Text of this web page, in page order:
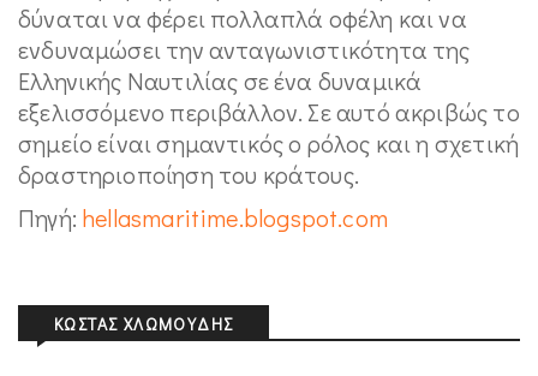
δύναται να φέρει πολλαπλά οφέλη και να
ενδυναμώσει την ανταγωνιστικότητα της
Ελληνικής Ναυτιλίας σε ένα δυναμικά
εξελισσόμενο περιβάλλον. Σε αυτό ακριβώς το
σημείο είναι σημαντικός ο ρόλος και η σχετική
δραστηριοποίηση του κράτους.
Πηγή: hellasmaritime.blogspot.com
ΚΏΣΤΑΣ ΧΛΩΜΟΎΔΗΣ